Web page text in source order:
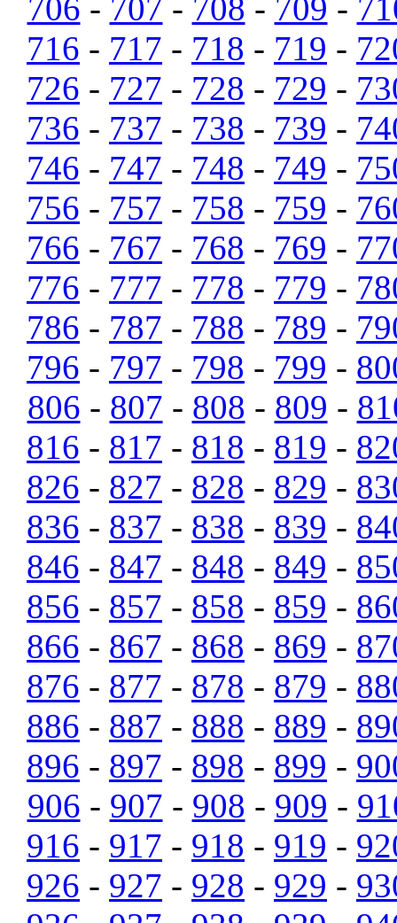
706 - 707 - 708 - 709 -
716 - 717 - 718 - 719 -
726 - 727 - 728 - 729 -
736 - 737 - 738 - 739 -
746 - 747 - 748 - 749 -
756 - 757 - 758 - 759 -
766 - 767 - 768 - 769 -
776 - 777 - 778 - 779 -
786 - 787 - 788 - 789 -
796 - 797 - 798 - 799 -
806 - 807 - 808 - 809 -
816 - 817 - 818 - 819 -
826 - 827 - 828 - 829 -
836 - 837 - 838 - 839 -
846 - 847 - 848 - 849 -
856 - 857 - 858 - 859 -
866 - 867 - 868 - 869 -
876 - 877 - 878 - 879 -
886 - 887 - 888 - 889 -
896 - 897 - 898 - 899 -
906 - 907 - 908 - 909 -
916 - 917 - 918 - 919 -
926 - 927 - 928 - 929 -